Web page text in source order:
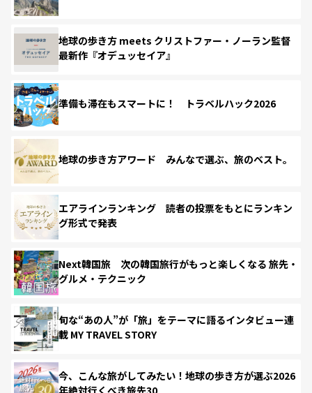
地球の歩き方 meets クリストファー・ノーラン監督
最新作『オデュッセイア』
準備も滞在もスマートに！ トラベルハック2026
地球の歩き方アワード みんなで選ぶ、旅のベスト。
エアラインランキング 読者の投票をもとにランキン
グ形式で発表
Next韓国旅 次の韓国旅行がもっと楽しくなる 旅先・
グルメ・テクニック
旬な“あの人”が「旅」をテーマに語るインタビュー連
載 MY TRAVEL STORY
今、こんな旅がしてみたい！地球の歩き方が選ぶ2026
年絶対行くべき旅先30